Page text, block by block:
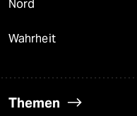
Nord
Wahrheit
Themen